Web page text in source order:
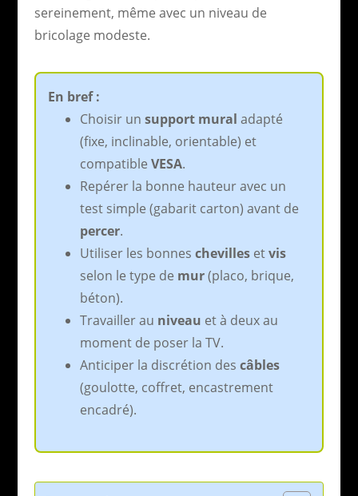
sereinement, même avec un niveau de
bricolage modeste.
En bref :
Choisir un support mural adapté
(fixe, inclinable, orientable) et
compatible VESA.
Repérer la bonne hauteur avec un
test simple (gabarit carton) avant de
percer.
Utiliser les bonnes chevillesetvis
selon le type de mur(placo, brique,
béton).
Travailler au niveau et à deux au
moment de poser la TV.
Anticiper la discrétion des câbles
(goulotte, coffret, encastrement
encadré).